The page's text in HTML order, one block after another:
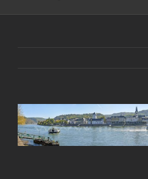
View
Larger
Image